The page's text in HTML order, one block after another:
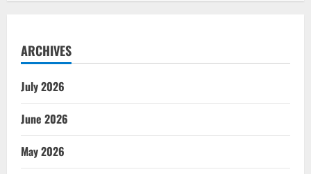
ARCHIVES
July 2026
June 2026
May 2026